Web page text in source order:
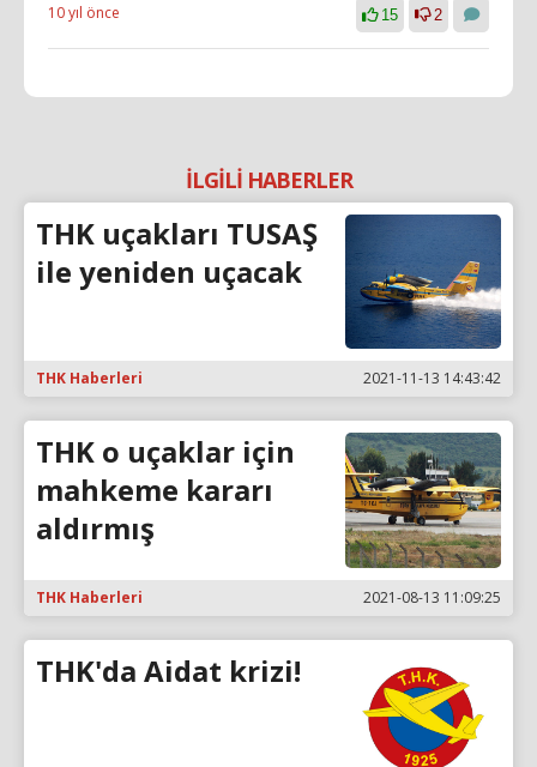
10 yıl önce 15 2
İLGİLİ HABERLER
THK uçakları TUSAŞ
ile yeniden uçacak
THK Haberleri 2021-11-13 14:43:42
THK o uçaklar için
mahkeme kararı
aldırmış
THK Haberleri 2021-08-13 11:09:25
THK'da Aidat krizi!